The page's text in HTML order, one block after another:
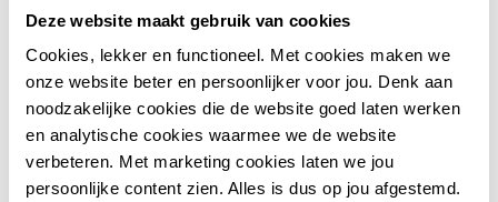
Deze website maakt gebruik van cookies
Cookies, lekker en functioneel. Met cookies maken we
onze website beter en persoonlijker voor jou. Denk aan
noodzakelijke cookies die de website goed laten werken
en analytische cookies waarmee we de website
verbeteren. Met marketing cookies laten we jou
persoonlijke content zien. Alles is dus op jou afgestemd.